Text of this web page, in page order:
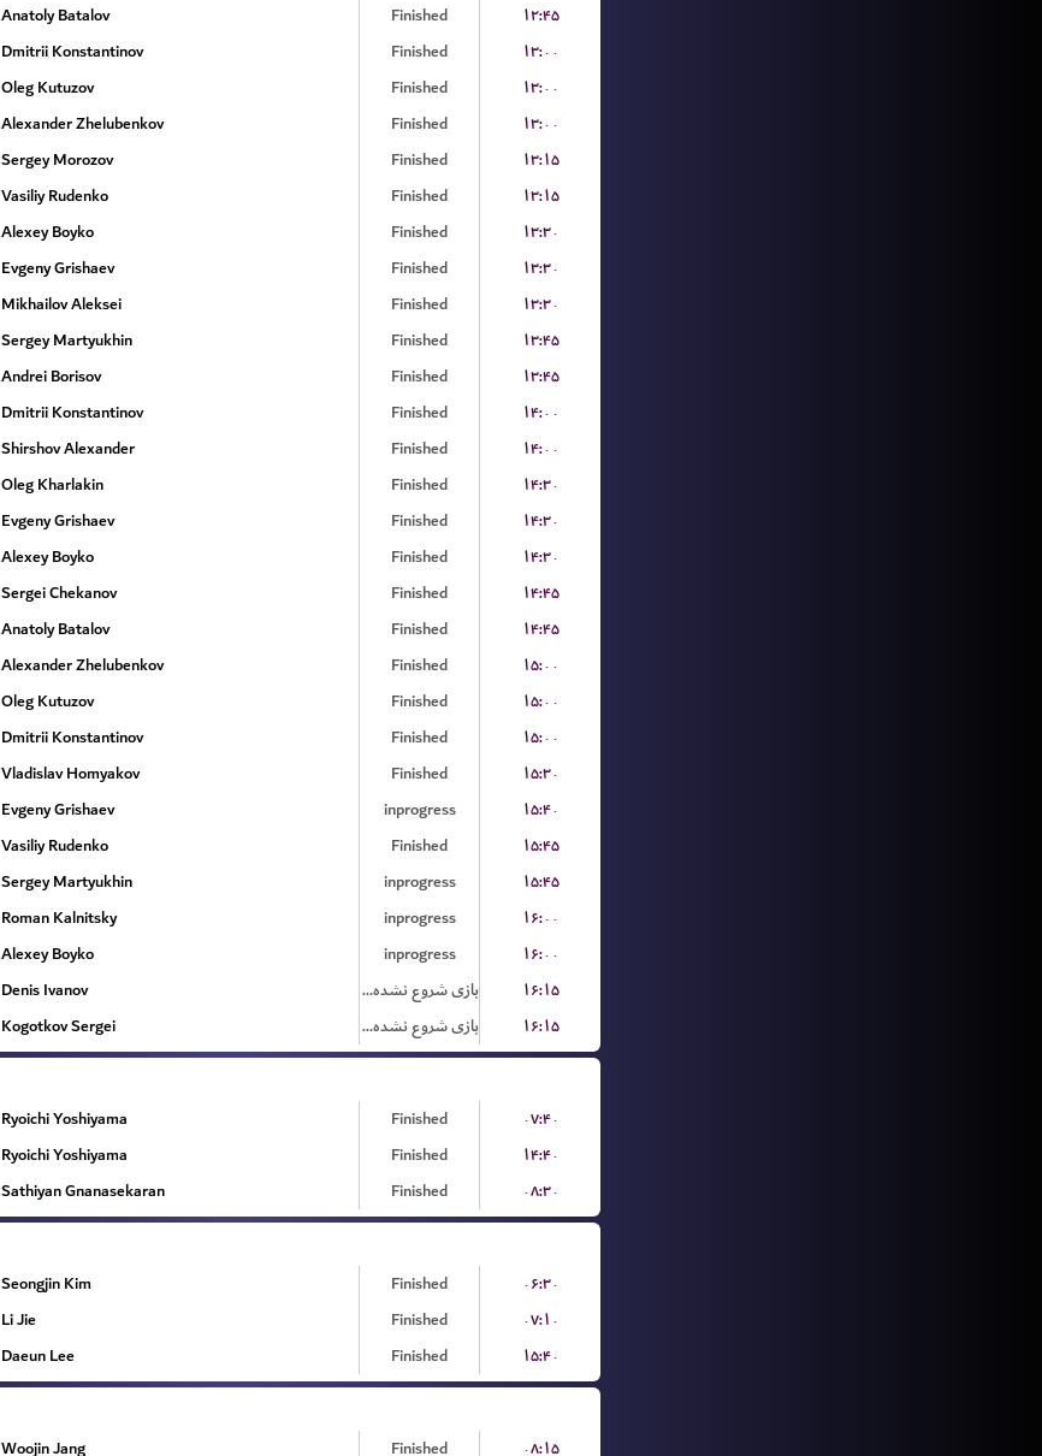
Anatoly Batalov Finished
۱۲:۴۵
Dmitrii Konstantinov Finished
۱۳:۰۰
Oleg Kutuzov Finished
۱۳:۰۰
Alexander Zhelubenkov Finished
۱۳:۰۰
Sergey Morozov Finished
۱۳:۱۵
Vasiliy Rudenko Finished
۱۳:۱۵
Alexey Boyko Finished
۱۳:۳۰
Evgeny Grishaev Finished
۱۳:۳۰
Mikhailov Aleksei Finished
۱۳:۳۰
Sergey Martyukhin Finished
۱۳:۴۵
Andrei Borisov Finished
۱۳:۴۵
Dmitrii Konstantinov Finished
۱۴:۰۰
Shirshov Alexander Finished
۱۴:۰۰
Oleg Kharlakin Finished
۱۴:۳۰
Evgeny Grishaev Finished
۱۴:۳۰
Alexey Boyko Finished
۱۴:۳۰
Sergei Chekanov Finished
۱۴:۴۵
Anatoly Batalov Finished
۱۴:۴۵
Alexander Zhelubenkov Finished
۱۵:۰۰
Oleg Kutuzov Finished
۱۵:۰۰
Dmitrii Konstantinov Finished
۱۵:۰۰
Vladislav Homyakov Finished
۱۵:۳۰
Evgeny Grishaev inprogress
۱۵:۴۰
Vasiliy Rudenko Finished
۱۵:۴۵
Sergey Martyukhin inprogress
۱۵:۴۵
Roman Kalnitsky inprogress
۱۶:۰۰
Alexey Boyko inprogress
۱۶:۰۰
Denis Ivanov بازی شروع نشده است
۱۶:۱۵
Kogotkov Sergei بازی شروع نشده است ۱۶:۱۵
Ryoichi Yoshiyama Finished
۰۷:۴۰
Ryoichi Yoshiyama Finished
۱۴:۴۰
Sathiyan Gnanasekaran Finished ۰۸:۳۰
Seongjin Kim Finished
۰۶:۳۰
Li Jie Finished
۰۷:۱۰
Daeun Lee Finished ۱۵:۴۰
Woojin Jang Finished ۰۸:۱۵